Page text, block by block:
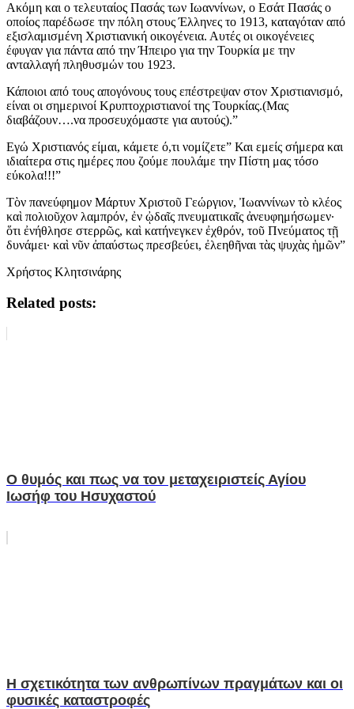
Ακόμη και ο τελευταίος Πασάς των Ιωαννίνων, ο Εσάτ Πασάς ο
οποίος παρέδωσε την πόλη στους Έλληνες το 1913, καταγόταν από
εξισλαμισμένη Χριστιανική οικογένεια. Αυτές οι οικογένειες
έφυγαν για πάντα από την Ήπειρο για την Τουρκία με την
ανταλλαγή πληθυσμών του 1923.
Κάποιοι από τους απογόνους τους επέστρεψαν στον Χριστιανισμό,
είναι οι σημερινοί Κρυπτοχριστιανοί της Τουρκίας.(Μας
διαβάζουν….να προσευχόμαστε για αυτούς).”
Εγώ Χριστιανός είμαι, κάμετε ό,τι νομίζετε” Και εμείς σήμερα και
ιδιαίτερα στις ημέρες που ζούμε πουλάμε την Πίστη μας τόσο
εύκολα!!!”
Τὸν πανεύφημον Μάρτυν Χριστοῦ Γεώργιον, Ἰωαννίνων τὸ κλέος
καὶ πολιοῦχον λαμπρόν, ἐν ᾠδαῖς πνευματικαῖς ἀνευφημήσωμεν·
ὅτι ἐνήθλησε στερρῶς, καὶ κατήνεγκεν ἐχθρόν, τοῦ Πνεύματος τῇ
δυνάμει· καὶ νῦν ἀπαύστως πρεσβεύει, ἐλεηθῆναι τὰς ψυχὰς ἡμῶν”
Χρήστος Κλητσινάρης
Related posts:
Ο θυμός και πως να τον μεταχειριστείς Αγίου
Ιωσήφ του Ησυχαστού
Η σχετικότητα των ανθρωπίνων πραγμάτων και οι
φυσικές καταστροφές